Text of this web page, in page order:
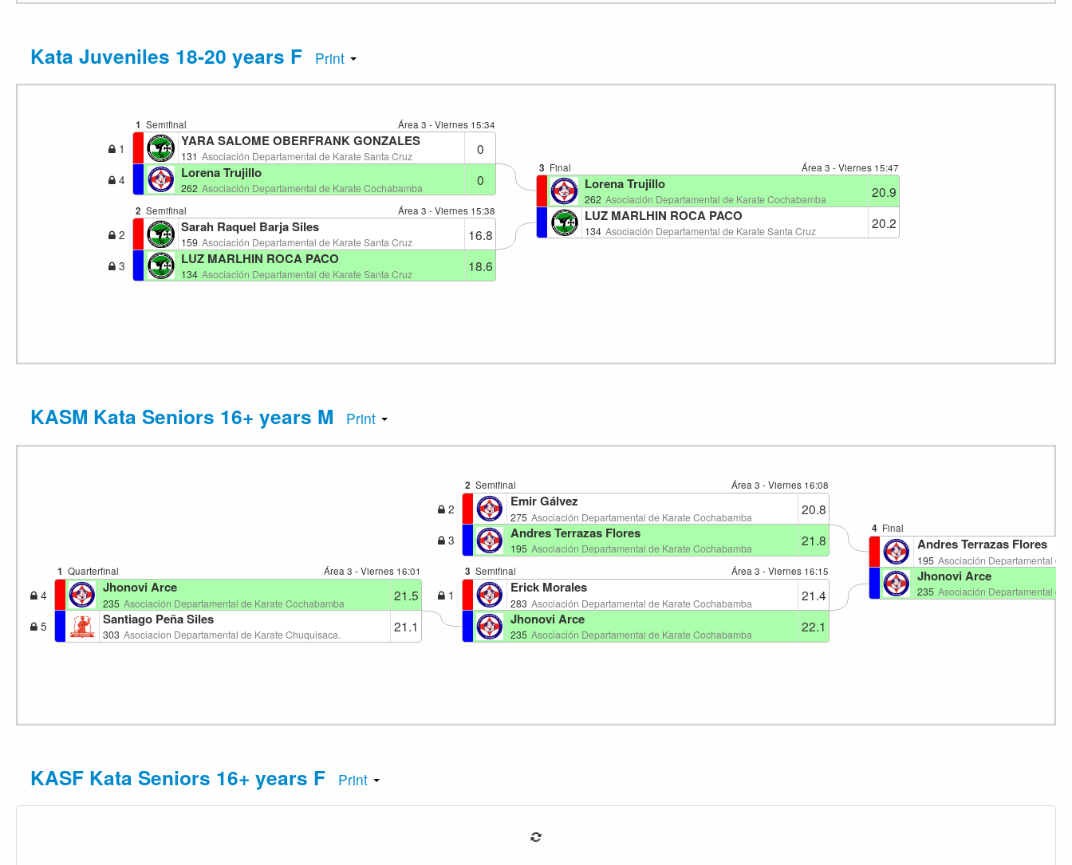
Kata Juveniles 18-20 years F Print
1 Semifinal Área 3 - Viernes 15:34
1 YARA SALOME OBERFRANK GONZALES
131 Asociación Departamental de Karate Santa Cruz 0
4 Lorena Trujillo
262 Asociación Departamental de Karate Cochabamba 0
2 Semifinal Área 3 - Viernes 15:38
2 Sarah Raquel Barja Siles
159 Asociación Departamental de Karate Santa Cruz 16.8
3 LUZ MARLHIN ROCA PACO
134 Asociación Departamental de Karate Santa Cruz 18.6
3 Final Área 3 - Viernes 15:47
Lorena Trujillo
262 Asociación Departamental de Karate Cochabamba
20.9
LUZ MARLHIN ROCA PACO
134 Asociación Departamental de Karate Santa Cruz 20.2
KASM Kata Seniors 16+ years M Print
1 Quarterfinal Área 3 - Viernes 16:01
4 Jhonovi Arce
235 Asociación Departamental de Karate Cochabamba 21.5
5 Santiago Peña Siles
303 Asociacion Departamental de Karate Chuquisaca. 21.1
2 Semifinal Área 3 - Viernes 16:08
2 Emir Gálvez
275 Asociación Departamental de Karate Cochabamba 20.8
3 Andres Terrazas Flores
195 Asociación Departamental de Karate Cochabamba 21.8
3 Semifinal Área 3 - Viernes 16:15
1 Erick Morales
283 Asociación Departamental de Karate Cochabamba
21.4
Jhonovi Arce
235 Asociación Departamental de Karate Cochabamba 22.1
4 Final
Andres Terrazas Flores
195 Asociación Departamental de
Jhonovi Arce
235 Asociación Departamental de
KASF Kata Seniors 16+ years F Print